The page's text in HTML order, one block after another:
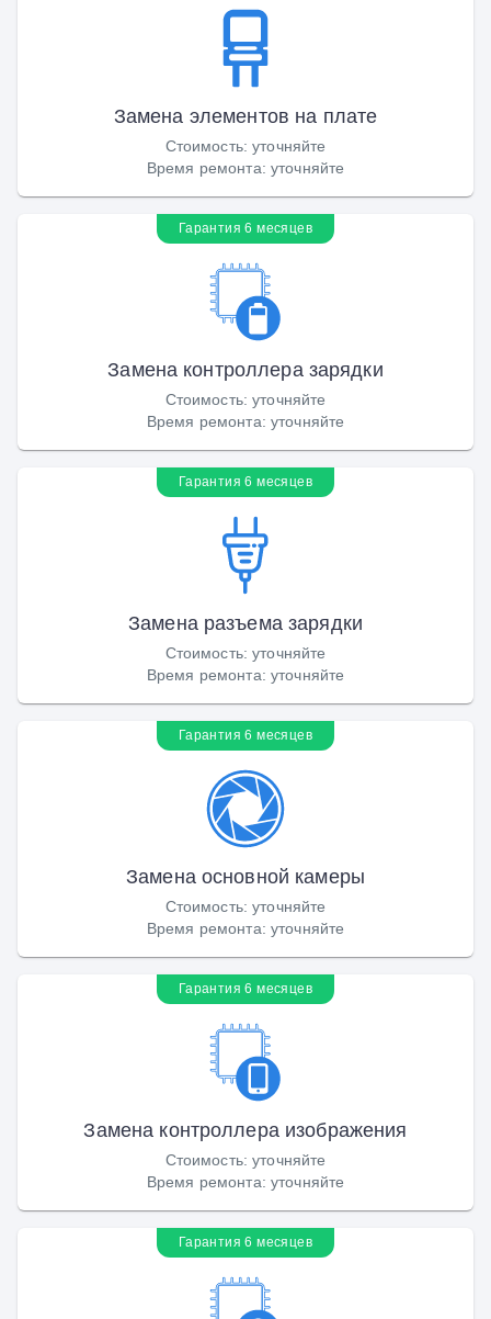
Замена элементов на плате
Стоимость:уточняйте
Время ремонта: уточняйте
Гарантия 6 месяцев
Замена контроллера зарядки
Стоимость:уточняйте
Время ремонта: уточняйте
Гарантия 6 месяцев
Замена разъема зарядки
Стоимость:уточняйте
Время ремонта: уточняйте
Гарантия 6 месяцев
Замена основной камеры
Стоимость:уточняйте
Время ремонта: уточняйте
Гарантия 6 месяцев
Замена контроллера изображения
Стоимость:уточняйте
Время ремонта: уточняйте
Гарантия 6 месяцев